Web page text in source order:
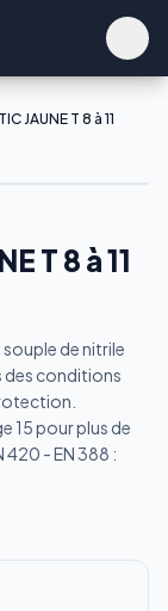
JAUNE T 8 à 11
T 8 à 11
de nitrile
des conditions
15 pour plus de
420 - EN 388 :